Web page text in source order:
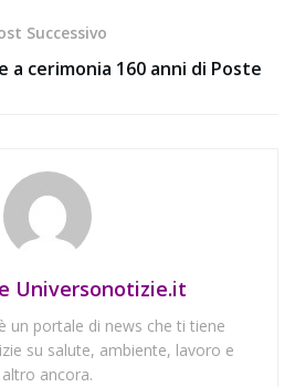
Successivo
cerimonia 160 anni di Poste
Universonotizie.it
un portale di news che ti tiene
su salute, ambiente, lavoro e
altro ancora.